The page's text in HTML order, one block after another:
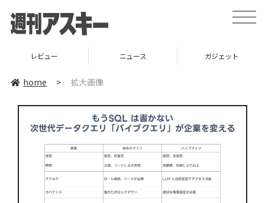
toggle
レビュー ニュース ガジェット
home > 拡大画像